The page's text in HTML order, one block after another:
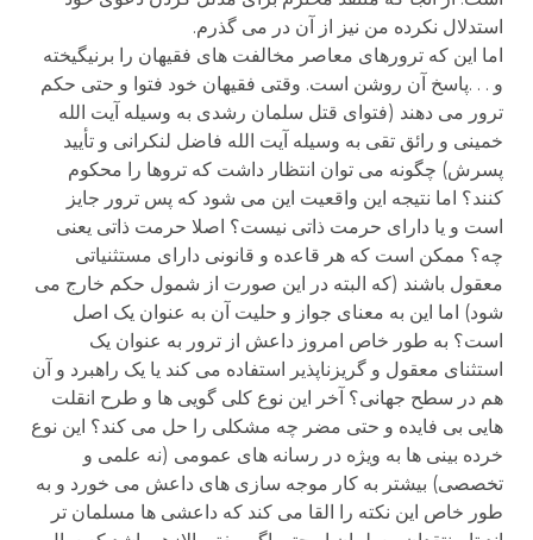
استدلال نکرده من نیز از آن در می گذرم.
اما این که ترورهای معاصر مخالفت های فقیهان را برنیگیخته
و . . .پاسخ آن روشن است. وقتی فقیهان خود فتوا و حتی حکم
ترور می دهند (فتوای قتل سلمان رشدی به وسیله آیت الله
خمینی و رائق تقی به وسیله آیت الله فاضل لنکرانی و تأیید
پسرش) چگونه می توان انتظار داشت که تروها را محکوم
کنند؟ اما نتیجه این واقعیت این می شود که پس ترور جایز
است و یا دارای حرمت ذاتی نیست؟ اصلا حرمت ذاتی یعنی
چه؟ ممکن است که هر قاعده و قانونی دارای مستثنیاتی
معقول باشند (که البته در این صورت از شمول حکم خارج می
شود) اما این به معنای جواز و حلیت آن به عنوان یک اصل
است؟ به طور خاص امروز داعش از ترور به عنوان یک
استثنای معقول و گریزناپذیر استفاده می کند یا یک راهبرد و آن
هم در سطح جهانی؟ آخر این نوع کلی گویی ها و طرح انقلت
هایی بی فایده و حتی مضر چه مشکلی را حل می کند؟ این نوع
خرده بینی ها به ویژه در رسانه های عمومی (نه علمی و
تخصصی) بیشتر به کار موجه سازی های داعش می خورد و به
طور خاص این نکته را القا می کند که داعشی ها مسلمان تر